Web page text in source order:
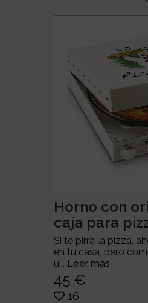
Horno con
caja para
Si te pirra la pizza,
en tu casa, pero
u... Leer más
45 €
16